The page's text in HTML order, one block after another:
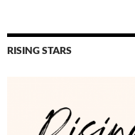
RISING STARS